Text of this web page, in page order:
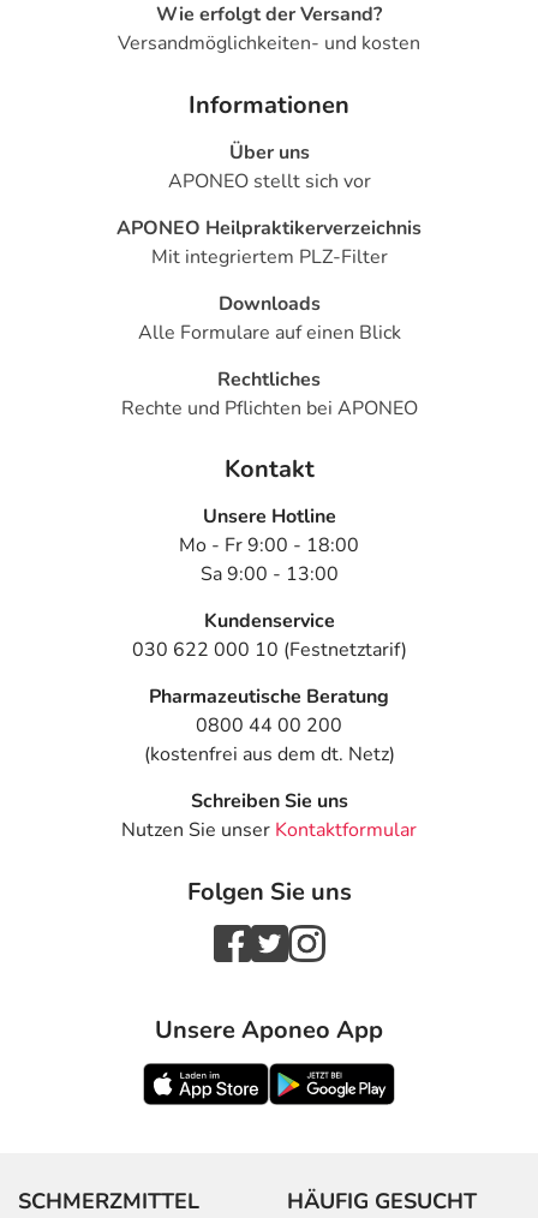
Wie erfolgt der Versand?
Versandmöglichkeiten- und kosten
Informationen
Über uns
APONEO stellt sich vor
APONEO Heilpraktikerverzeichnis
Mit integriertem PLZ-Filter
Downloads
Alle Formulare auf einen Blick
Rechtliches
Rechte und Pflichten bei APONEO
Kontakt
Unsere Hotline
Mo - Fr 9:00 - 18:00
Sa 9:00 - 13:00
Kundenservice
030 622 000 10 (Festnetztarif)
Pharmazeutische Beratung
0800 44 00 200
(kostenfrei aus dem dt. Netz)
Schreiben Sie uns
Nutzen Sie unser Kontaktformular
Folgen Sie uns
Unsere Aponeo App
SCHMERZMITTEL HÄUFIG GESUCHT